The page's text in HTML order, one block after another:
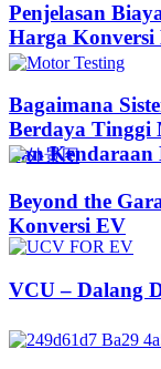
Penjelasan
Harga
Bagaimana
Berdaya Tinggi
dan
Beyond the
Konversi EV
VCU – Dalang